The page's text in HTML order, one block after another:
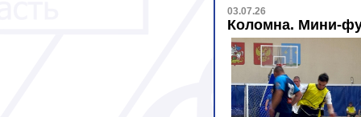
03.07.26
Коломна. Мини-